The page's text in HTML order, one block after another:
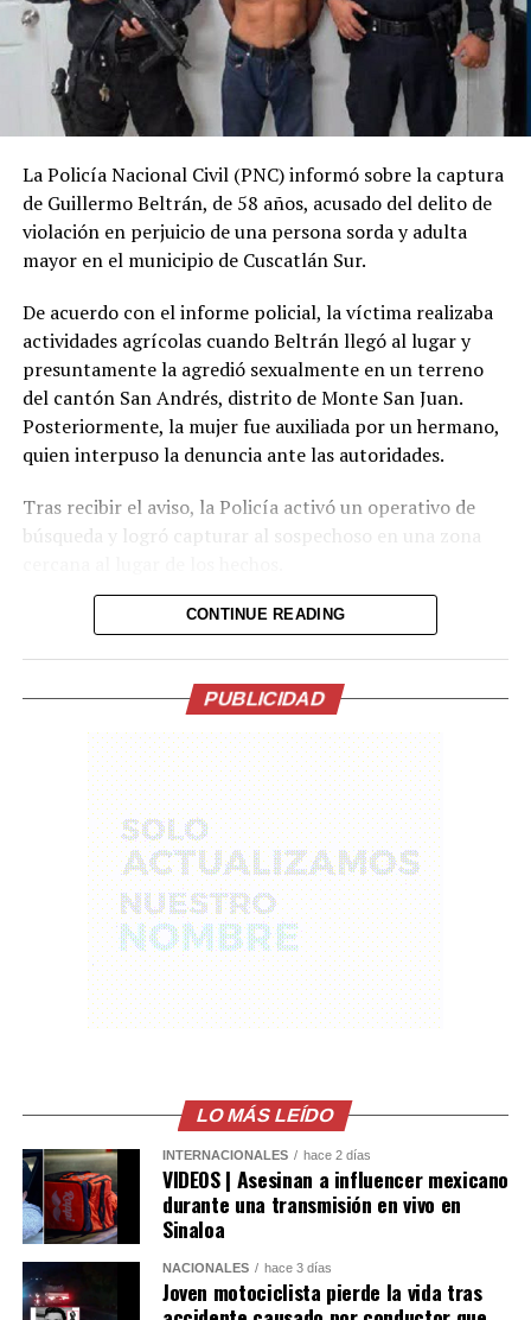
Según el reporte policial, todos son mecánicos de un
taller ubicado en el kilómetro 72 de la carretera que
conduce de Santa Ana hacia Metapán, donde
motocicleta hurtada.
La PNC indicó que los capturados serán remitidos por
los delitos de receptación, desarme de vehículos
automotores y agrupaciones ilícitas.
Facebook
La Policía Nacional Civil (PNC) informó sobre la captura
de Guillermo Beltrán, de 58 años, acusado del delito de
violación en perjuicio de una persona sorda y adulta
mayor en el municipio de Cuscatlán Sur.
De acuerdo con el informe policial, la víctima realizaba
actividades agrícolas cuando Beltrán llegó al lugar y
presuntamente la agredió sexualmente en un terreno
del cantón San Andrés, distrito de Monte San Juan.
Posteriormente, la mujer fue auxiliada por un hermano,
quien interpuso la denuncia ante las autoridades.
Tras recibir el aviso, la Policía activó un operativo de
búsqueda y logró capturar al sospechoso en una zona
Según la institución, hace un mes ingresó a una tienda y
hurtó una cámara de seguridad y $60 en efectivo; sin
embargo, un juez ordenó su libertad.
La corporación policial afirmó que el imputado será
procesado por este nuevo caso.
«Regresará a prisión y enfrentará la justicia por este
nuevo delito. Si te aprovechas de las personas,
enfrentarás las consecuencias. Pensálo bien», advirtió la
Policía Nacional Civil.
Me gusta esto:
CONTINUE READING
PUBLICIDAD
LO MÁS LEÍDO
INTERNACIONALES hace 2 días
VIDEOS | Asesinan a influencer mexicano
durante una transmisión en vivo en
Sinaloa
NACIONALES hace 3 días
Joven motociclista pierde la vida tras